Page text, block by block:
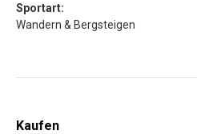
Sportart:
Wandern & Bergsteigen
Kaufen